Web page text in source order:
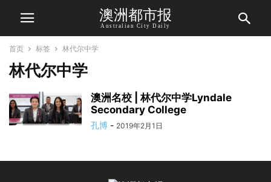
澳洲都市报
Australian City Daily
首页 标签 林代尔中学
林代尔中学
澳洲名校 | 林代尔中学Lyndale
Secondary College
孔博 - 2019年2月1日